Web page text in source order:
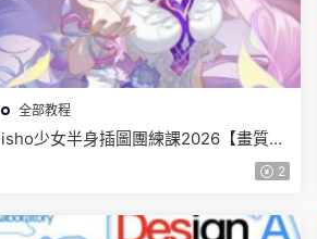
全部教程
isho少女半身插圖團練課2026【畫質高
2